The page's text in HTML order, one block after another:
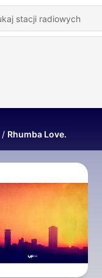
Rhumba Love.